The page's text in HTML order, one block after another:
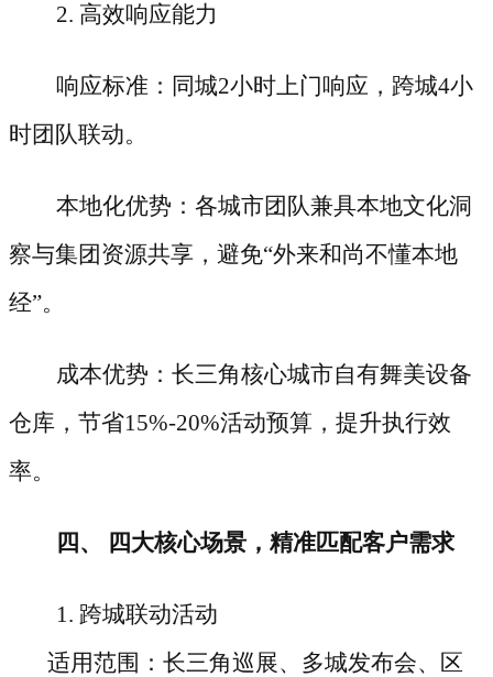
2. 高效响应能力
响应标准：同城2小时上门响应，跨城4小
时团队联动。
本地化优势：各城市团队兼具本地文化洞
察与集团资源共享，避免“外来和尚不懂本地
经”。
成本优势：长三角核心城市自有舞美设备
仓库，节省15%-20%活动预算，提升执行效
率。
四、 四大核心场景，精准匹配客户需求
1. 跨城联动活动
适用范围：长三角巡展、多城发布会、区